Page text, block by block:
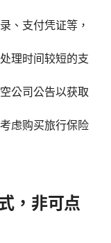
、支付凭证等，
理时间较短的支
公司公告以获取
虑购买旅行保险
，非可点